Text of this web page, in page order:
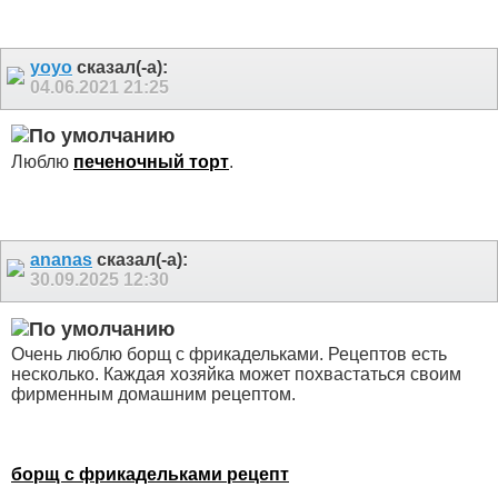
yoyo сказал(-а):
04.06.2021 21:25
Люблю печеночный торт.
ananas сказал(-а):
30.09.2025 12:30
Очень люблю борщ с фрикадельками. Рецептов есть
несколько. Каждая хозяйка может похвастаться своим
фирменным домашним рецептом.
борщ с фрикадельками рецепт